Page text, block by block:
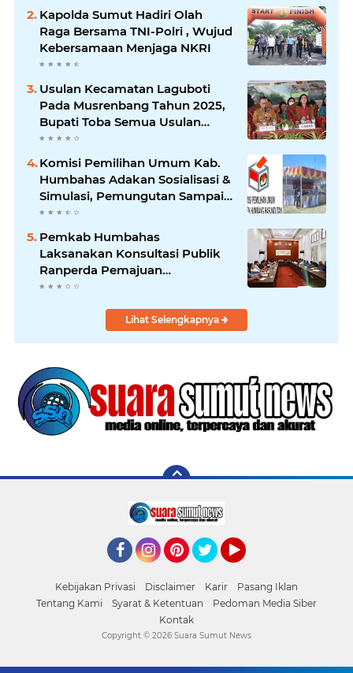
Kapolda Sumut Hadiri Olah
Raga Bersama TNI-Polri , Wujud
Kebersamaan Menjaga NKRI
Usulan Kecamatan Laguboti
Pada Musrenbang Tahun 2025,
Bupati Toba Semua Usulan
Harus Mendukung
Pertumbuhan Pariwisata.
Komisi Pemilihan Umum Kab.
Humbahas Adakan Sosialisasi &
Simulasi, Pemungutan Sampai
Rekapitulasi Suara.
Pemkab Humbahas
Laksanakan Konsultasi Publik
Ranperda Pemajuan
Kebudayaan Daerah
Lihat Selengkapnya
Kebijakan Privasi Disclaimer Karir
Pasang Iklan
Tentang Kami
Syarat & Ketentuan
Pedoman Media Siber
Kontak
Copyright © 2026 Suara Sumut News